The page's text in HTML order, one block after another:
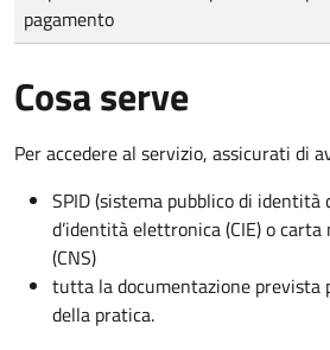
pagamento
Cosa serve
Per accedere al servizio, assicurati di
SPID (sistema pubblico di identità
d’identità elettronica (CIE) o
(CNS)
tutta la documentazione prevista
della pratica.